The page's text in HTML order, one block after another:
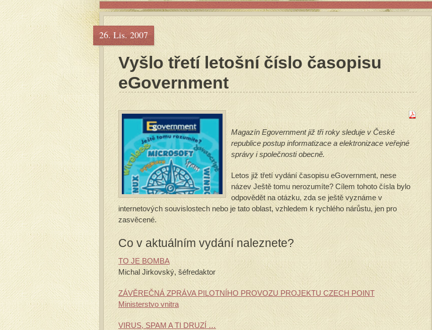
26. Lis. 2007
Vyšlo třetí letošní číslo časopisu
eGovernment
Magazín Egovernment již tři roky sleduje v České
republice postup informatizace a elektronizace veřejné
správy i společnosti obecně.
Letos již třetí vydání časopisu eGovernment, nese
název Ještě tomu nerozumíte? Cílem tohoto čísla bylo
odpovědět na otázku, zda se ještě vyznáme v
internetových souvislostech nebo je tato oblast, vzhledem k rychlého nárůstu, jen pro
zasvěcené.
Co v aktuálním vydání naleznete?
TO JE BOMBA
Michal Jirkovský, šéfredaktor
ZÁVĚREČNÁ ZPRÁVA PILOTNÍHO PROVOZU PROJEKTU CZECH POINT
Ministerstvo vnitra
VIRUS, SPAM A TI DRUZÍ …